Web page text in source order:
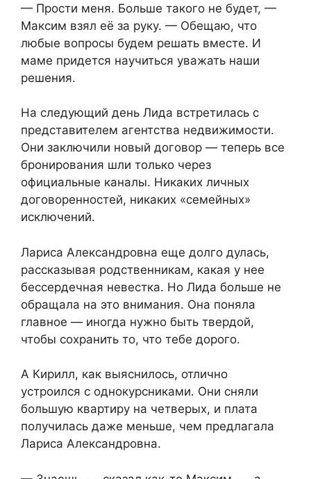
— Прости меня. Больше такого не будет, —
Максим взял её за руку. — Обещаю, что
любые вопросы будем решать вместе. И
маме придется научиться уважать наши
решения.
На следующий день Лида встретилась с
представителем агентства недвижимости.
Они заключили новый договор — теперь все
бронирования шли только через
официальные каналы. Никаких личных
договоренностей, никаких «семейных»
исключений.
Лариса Александровна еще долго дулась,
рассказывая родственникам, какая у нее
бессердечная невестка. Но Лида больше не
обращала на это внимания. Она поняла
главное — иногда нужно быть твердой,
чтобы сохранить то, что тебе дорого.
А Кирилл, как выяснилось, отлично
устроился с однокурсниками. Они сняли
большую квартиру на четверых, и плата
получилась даже меньше, чем предлагала
Лариса Александровна.